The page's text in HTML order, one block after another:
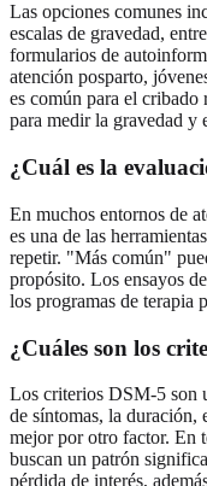
Las opciones comunes
escalas de gravedad,
formularios de
atención posparto,
es común para el
para medir la gravedad y
¿Cuál es la
En muchos entornos de
es una de las
repetir. "Más común"
propósito. Los ensayos
los programas de terapia
¿Cuáles son los
Los criterios DSM-5 son
de síntomas, la duración,
mejor por otro factor. En
buscan un patrón
pérdida de interés,